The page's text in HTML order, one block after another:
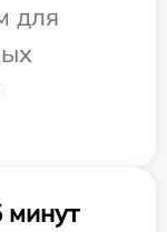
для
минут